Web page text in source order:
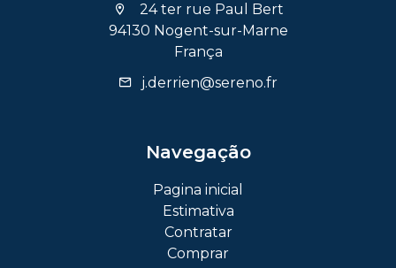
24 ter rue Paul Bert
94130 Nogent-sur-Marne
França
j.derrien@sereno.fr
Navegação
Pagina inicial
Estimativa
Contratar
Comprar